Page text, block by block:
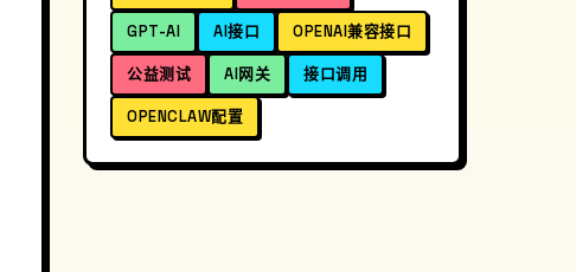
GPT-AI AI接口 OPENAI兼容接口
公益测试 AI网关 接口调用
OPENCLAW配置